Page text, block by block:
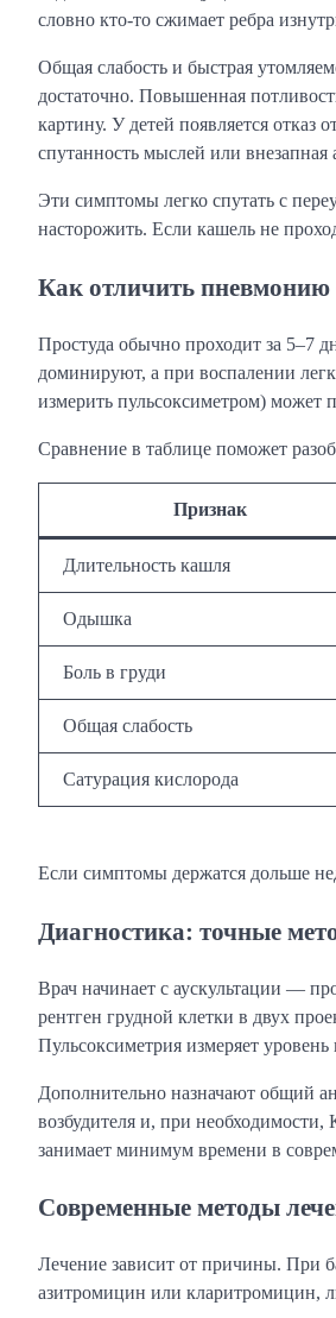
словно кто-то сжимает ребра
Общая слабость и быстрая
достаточно. Повышенная
картину. У детей появляется
спутанность мыслей или
Эти симптомы легко спутать с
насторожить. Если кашель не
Как отличить пневмонию
Простуда обычно проходит за 5–7
доминируют, а при воспалении
измерить пульсоксиметром) может
Сравнение в таблице поможет
Признак
Длительность кашля
Одышка
Боль в груди
Общая слабость
Сатурация кислорода
Если симптомы держатся дольше
Диагностика: точные
Врач начинает с аускультации —
рентген грудной клетки в двух
Пульсоксиметрия измеряет
Дополнительно назначают общий
возбудителя и, при
занимает минимум времени в
Современные методы
Лечение зависит от причины. При
азитромицин или кларитромицин,